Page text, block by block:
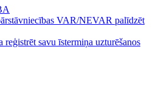
VAR/NEVAR palīdzēt
reģistrēt savu īstermiņa uzturēšanos